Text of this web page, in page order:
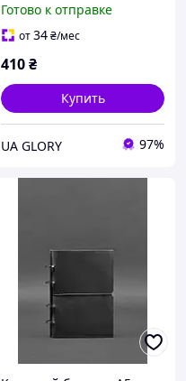
мм, дизайнерский
скетчбук с этно арт
Готово к отправке
от34₴/мес
410₴
Купить
UA GLORY 97%